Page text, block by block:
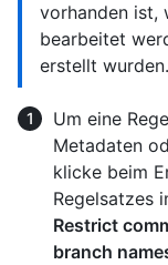
vorhanden ist,
bearbeitet
erstellt wurden.
Um eine
Metadaten
klicke beim
Regelsatzes
Restrict
branch